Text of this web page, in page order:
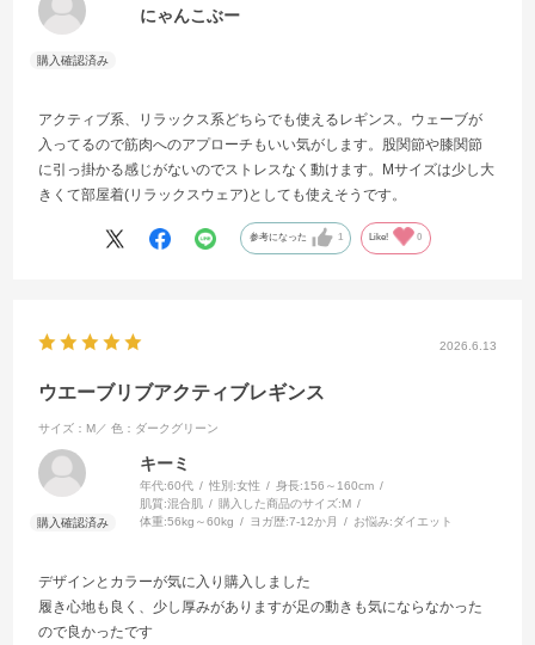
にゃんこぶー
アクティブ系、リラックス系どちらでも使えるレギンス。ウェーブが
入ってるので筋肉へのアプローチもいい気がします。股関節や膝関節
に引っ掛かる感じがないのでストレスなく動けます。Mサイズは少し大
きくて部屋着(リラックスウェア)としても使えそうです。
参考になった 1 Like! 0
2026.6.13
ウエーブリブアクティブレギンス
サイズ：M／ 色：ダークグリーン
キーミ
年代:60代 性別:女性 身長:156～160cm
肌質:混合肌 購入した商品のサイズ:M
体重:56kg～60kg ヨガ歴:7-12か月 お悩み:ダイエット
デザインとカラーが気に入り購入しました
履き心地も良く、少し厚みがありますが足の動きも気にならなかった
ので良かったです